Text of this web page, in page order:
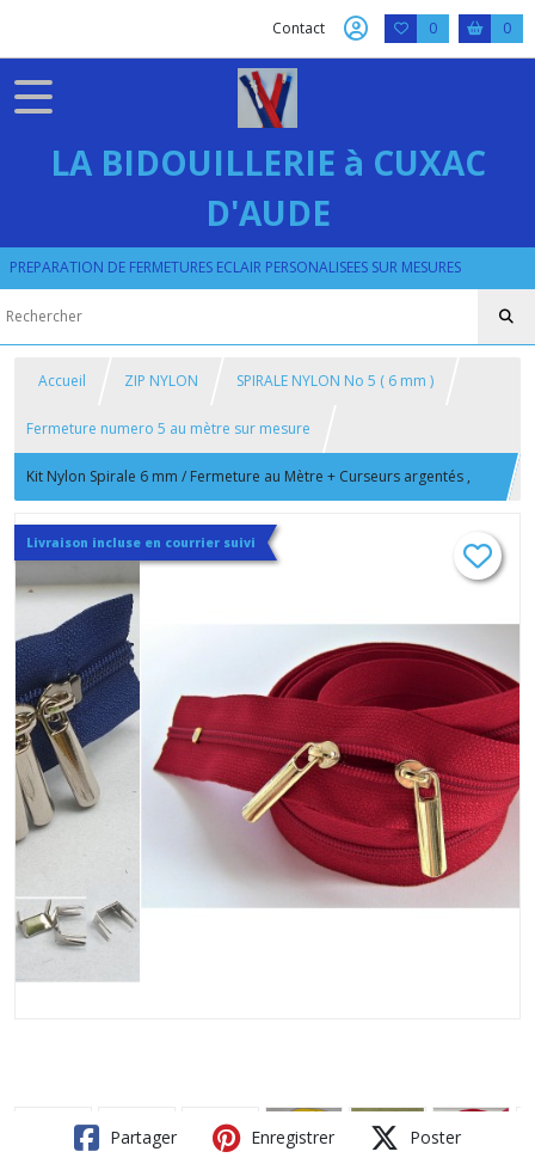
Contact 0 0
LA BIDOUILLERIE à CUXAC
D'AUDE
PREPARATION DE FERMETURES ECLAIR PERSONALISEES SUR MESURES
Accueil ZIP NYLON SPIRALE NYLON No 5 ( 6 mm )
Fermeture numero 5 au mètre sur mesure
Kit Nylon Spirale 6 mm / Fermeture au Mètre + Curseurs argentés ,
Nickel , Vieux Laiton ou Doré
Livraison incluse en courrier suivi
Partager Enregistrer Poster